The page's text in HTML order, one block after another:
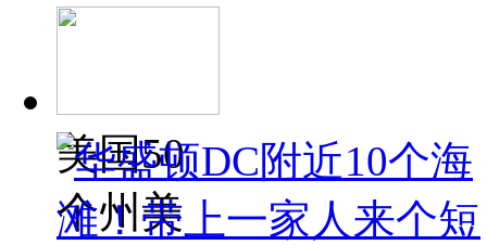
美国50
个州美